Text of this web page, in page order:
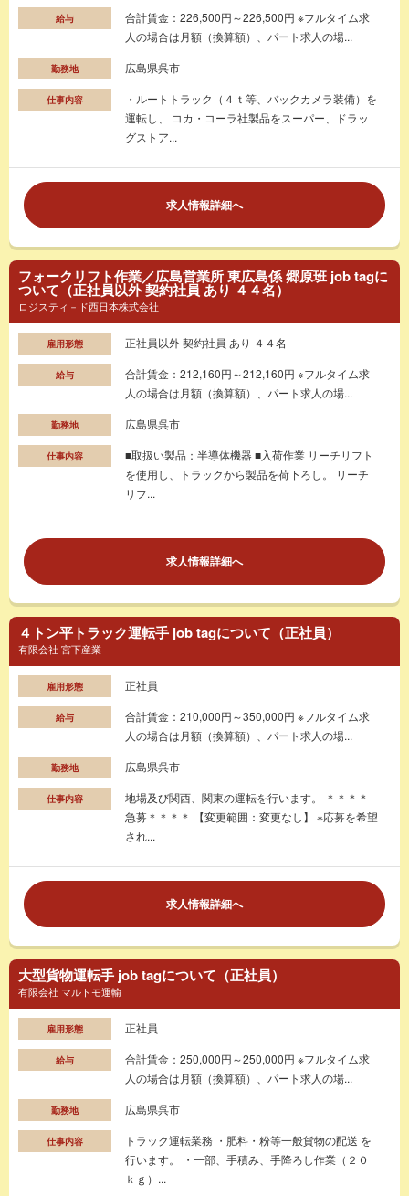
給与
合計賃金：226,500円～226,500円 ※フルタイム求
人の場合は月額（換算額）、パート求人の場...
勤務地 広島県呉市
仕事内容
・ルートトラック（４ｔ等、バックカメラ装備）を
運転し、 コカ・コーラ社製品をスーパー、ドラッ
グストア...
求人情報詳細へ
フォークリフト作業／広島営業所 東広島係 郷原班 job tagに
ついて（正社員以外 契約社員 あり ４４名）
ロジスティ－ド西日本株式会社
雇用形態 正社員以外 契約社員 あり ４４名
給与
合計賃金：212,160円～212,160円 ※フルタイム求
人の場合は月額（換算額）、パート求人の場...
勤務地 広島県呉市
仕事内容
■取扱い製品：半導体機器 ■入荷作業 リーチリフト
を使用し、トラックから製品を荷下ろし。 リーチ
リフ...
求人情報詳細へ
４トン平トラック運転手 job tagについて（正社員）
有限会社 宮下産業
雇用形態 正社員
給与
合計賃金：210,000円～350,000円 ※フルタイム求
人の場合は月額（換算額）、パート求人の場...
勤務地 広島県呉市
仕事内容
地場及び関西、関東の運転を行います。 ＊＊＊＊
急募＊＊＊＊ 【変更範囲：変更なし】 ※応募を希望
され...
求人情報詳細へ
大型貨物運転手 job tagについて（正社員）
有限会社 マルトモ運輸
雇用形態 正社員
給与
合計賃金：250,000円～250,000円 ※フルタイム求
人の場合は月額（換算額）、パート求人の場...
勤務地 広島県呉市
仕事内容
トラック運転業務 ・肥料・粉等一般貨物の配送 を
行います。 ・一部、手積み、手降ろし作業（２０
ｋｇ）...